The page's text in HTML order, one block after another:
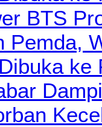
BTS
Pemda,
ke